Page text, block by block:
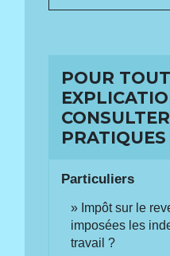
POUR
PRATIQUES
Particuliers
Impôt sur le
imposées les
travail ?